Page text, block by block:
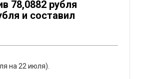
78,0882 рубля
и составил
на 22 июля).